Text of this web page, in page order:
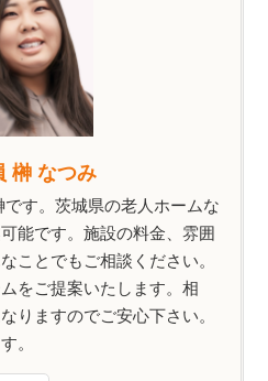
榊 なつみ
す。茨城県の老人ホームな
能です。施設の料金、雰囲
ことでもご相談ください。
をご提案いたします。相
りますのでご安心下さい。
。